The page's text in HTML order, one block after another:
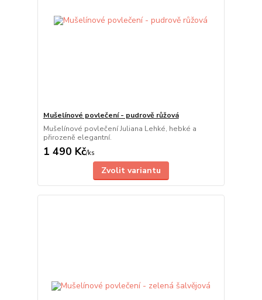
Mušelínové povlečení - pudrově růžová
Mušelínové povlečení Juliana Lehké, hebké a
přirozeně elegantní.
1 490 Kč/ks
Zvolit variantu